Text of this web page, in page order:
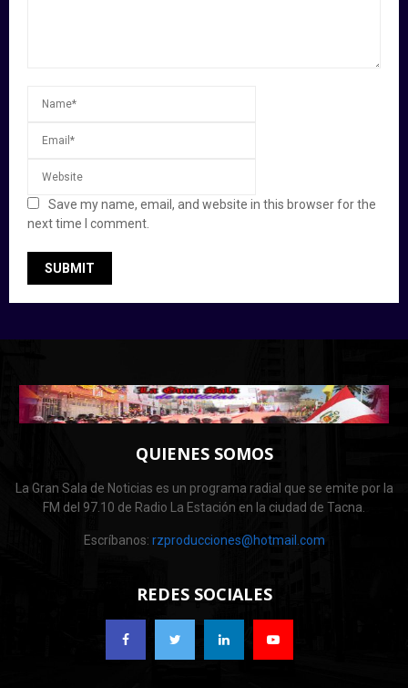
Save my name, email, and website in this browser for the
next time I comment.
QUIENES SOMOS
La Gran Sala de Noticias es un programa radial que se emite por la
FM del 97.10 de Radio La Estación en la ciudad de Tacna.
Escríbanos: rzproducciones@hotmail.com
REDES SOCIALES